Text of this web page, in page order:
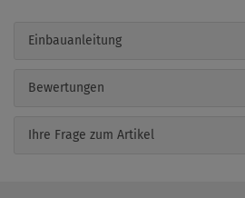
Einbauanleitung
Bewertungen
Ihre Frage zum Artikel